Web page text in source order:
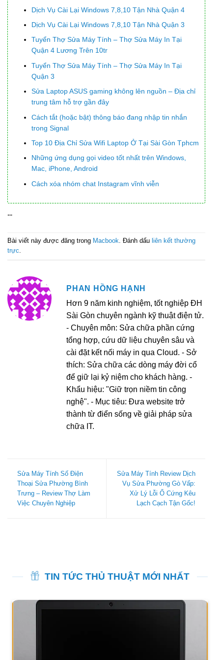
Dịch Vụ Cài Lại Windows 7,8,10 Tận Nhà Quận 4
Dịch Vụ Cài Lại Windows 7,8,10 Tận Nhà Quận 3
Tuyển Thợ Sửa Máy Tính – Thợ Sửa Máy In Tại
Quận 4 Lương Trên 10tr
Tuyển Thợ Sửa Máy Tính – Thợ Sửa Máy In Tại
Quận 3
Sửa Laptop ASUS gaming không lên nguồn – Địa chỉ
trung tâm hỗ trợ gần đây
Cách tắt (hoặc bật) thông báo đang nhập tin nhắn
trong Signal
Top 10 Địa Chỉ Sửa Wifi Laptop Ở Tại Sài Gòn Tphcm
Những ứng dụng gọi video tốt nhất trên Windows,
Mac, iPhone, Android
Cách xóa nhóm chat Instagram vĩnh viễn
--
Bài viết này được đăng trong Macbook. Đánh dấu liên kết thường
trực.
PHAN HỒNG HẠNH
Hơn 9 năm kinh nghiệm, tốt nghiệp ĐH
Sài Gòn chuyên ngành kỹ thuật điện tử.
- Chuyên môn: Sửa chữa phần cứng
tổng hợp, cứu dữ liệu chuyên sâu và
cài đặt kết nối máy in qua Cloud. - Sở
thích: Sửa chữa các dòng máy đời cổ
để giữ lại kỷ niệm cho khách hàng. -
Khẩu hiệu: "Giữ trọn niềm tin công
nghệ". - Mục tiêu: Đưa website trở
thành từ điển sống về giải pháp sửa
chữa IT.
Sửa Máy Tính Số Điện
Thoại Sửa Phường Bình
Trưng – Review Thợ Làm
Việc Chuyên Nghiệp
Sửa Máy Tính Review Dịch
Vụ Sửa Phường Gò Vấp:
Xử Lý Lỗi Ổ Cứng Kêu
Lạch Cạch Tận Gốc!
TIN TỨC THỦ THUẬT MỚI NHẤT